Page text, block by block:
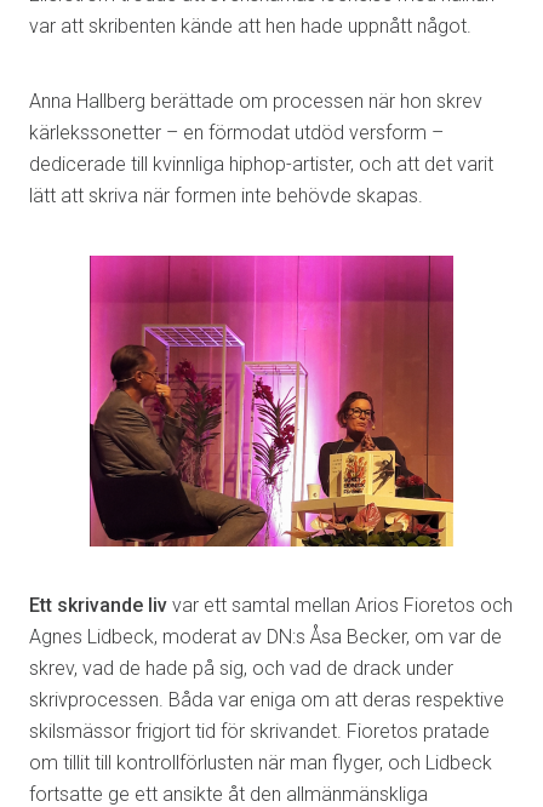
var att skribenten kände att hen hade uppnått något.
Anna Hallberg berättade om processen när hon skrev
kärlekssonetter – en förmodat utdöd versform –
dedicerade till kvinnliga hiphop-artister, och att det varit
lätt att skriva när formen inte behövde skapas.
Ett skrivande liv var ett samtal mellan Arios Fioretos och
Agnes Lidbeck, moderat av DN:s Åsa Becker, om var de
skrev, vad de hade på sig, och vad de drack under
skrivprocessen. Båda var eniga om att deras respektive
skilsmässor frigjort tid för skrivandet. Fioretos pratade
om tillit till kontrollförlusten när man flyger, och Lidbeck
fortsatte ge ett ansikte åt den allmänmänskliga